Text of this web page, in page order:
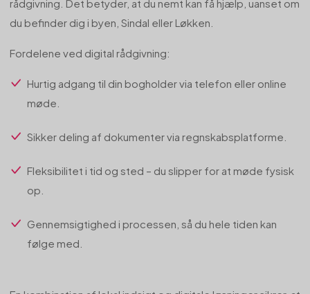
rådgivning. Det betyder, at du nemt kan få hjælp, uanset om
du befinder dig i byen, Sindal eller Løkken.
Fordelene ved digital rådgivning:
Hurtig adgang til din bogholder via telefon eller online
møde.
Sikker deling af dokumenter via regnskabsplatforme.
Fleksibilitet i tid og sted – du slipper for at møde fysisk
op.
Gennemsigtighed i processen, så du hele tiden kan
følge med.